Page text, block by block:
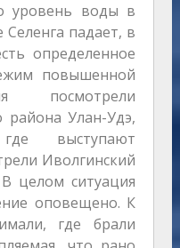
уровень воды в
падает, в
определенное
повышенной
посмотрели
района Улан-Удэ,
выступают
Иволгинский
целом ситуация
оповещено. К
где брали